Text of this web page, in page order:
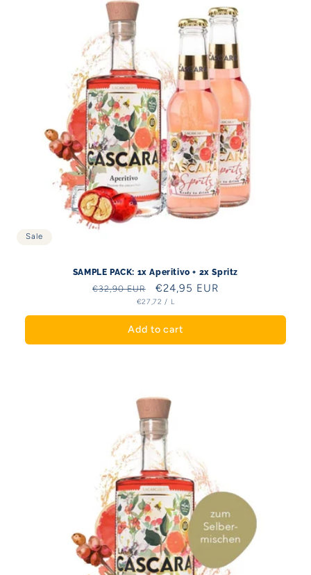
Sale
SAMPLE PACK: 1x Aperitivo + 2x Spritz
Regular
€32,90 EUR
Sale
price
€24,95 EUR
UNIT
€27,72 / PER
L
Add to cart